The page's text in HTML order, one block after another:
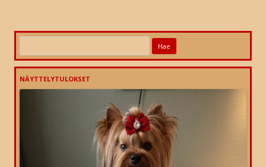
NÄYTTELYTULOKSET